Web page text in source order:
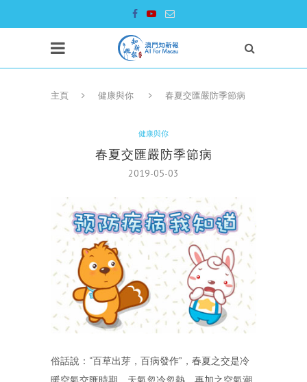
主頁 健康與你 春夏交匯嚴防季節病
健康與你
春夏交匯嚴防季節病
2019-05-03
俗話說：“百草出芽，百病發作”，春夏之交是冷